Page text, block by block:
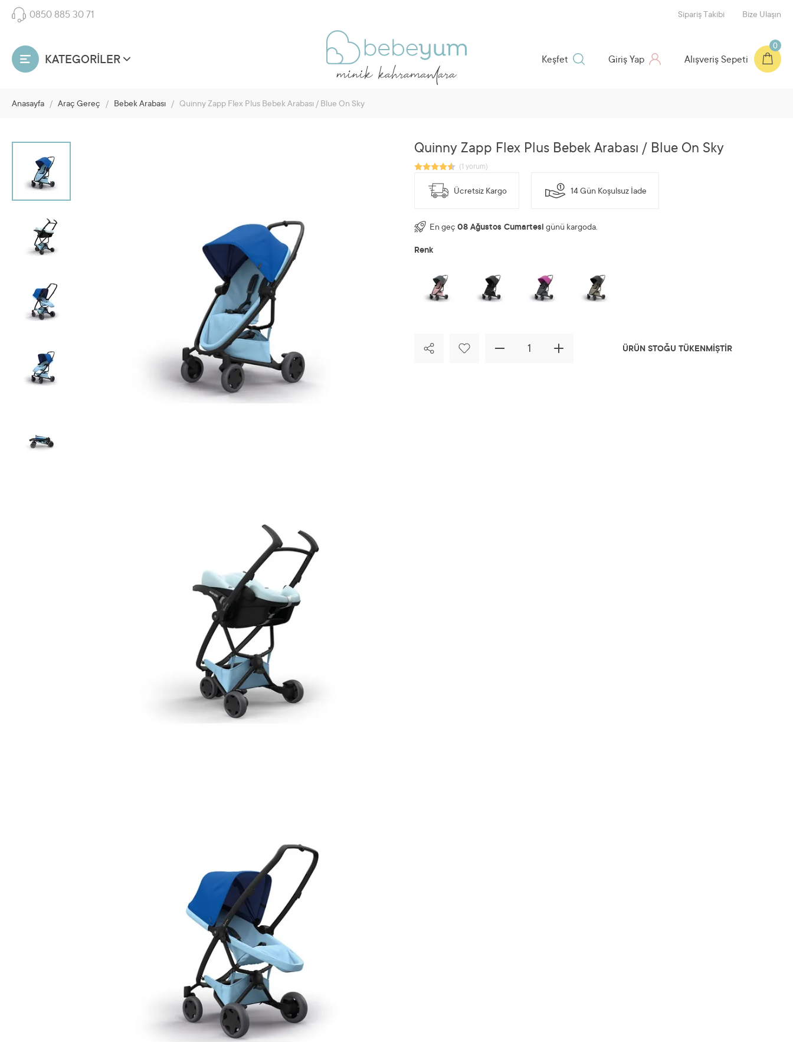
0850 885 30 71 Sipariş Takibi Bize Ulaşın
KATEGORİLER Alışveriş Sepeti
0
Giriş Yap
Keşfet
Anasayfa / Araç Gereç / Bebek Arabası / Quinny Zapp Flex Plus Bebek Arabası / Blue On Sky
Quinny Zapp Flex Plus Bebek Arabası / Blue On Sky
Ücretsiz Kargo 14 Gün Koşulsuz İade
En geç 08 Ağustos Cumartesi günü kargoda.
Renk
ÜRÜN STOĞU TÜKENMİŞTİR